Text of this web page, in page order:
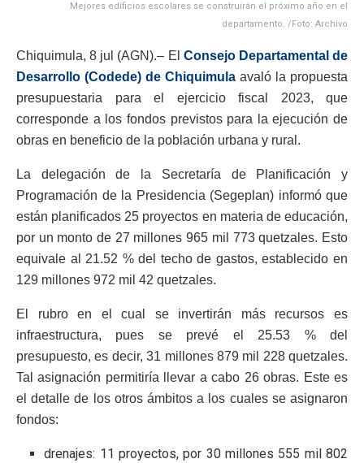
Mejores edificios escolares se construirán el próximo año en el
departamento. /Foto: Archivo
Chiquimula, 8 jul (AGN).– El Consejo Departamental de
Desarrollo (Codede) de Chiquimula avaló la propuesta
presupuestaria para el ejercicio fiscal 2023, que
corresponde a los fondos previstos para la ejecución de
obras en beneficio de la población urbana y rural.
La delegación de la Secretaría de Planificación y
Programación de la Presidencia (Segeplan) informó que
están planificados 25 proyectos en materia de educación,
por un monto de 27 millones 965 mil 773 quetzales. Esto
equivale al 21.52 % del techo de gastos, establecido en
129 millones 972 mil 42 quetzales.
El rubro en el cual se invertirán más recursos es
infraestructura, pues se prevé el 25.53 % del
presupuesto, es decir, 31 millones 879 mil 228 quetzales.
Tal asignación permitiría llevar a cabo 26 obras. Este es
el detalle de los otros ámbitos a los cuales se asignaron
fondos:
drenajes: 11 proyectos, por 30 millones 555 mil 802